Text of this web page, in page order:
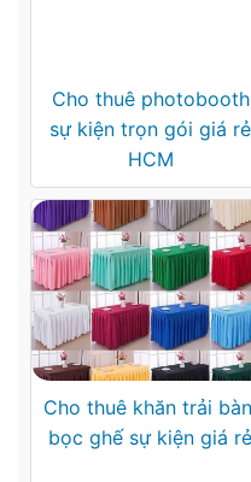
Cho thuê photobooth
sự kiện trọn gói giá rẻ
HCM
Cho thuê khăn trải
bọc ghế sự kiện giá rẻ